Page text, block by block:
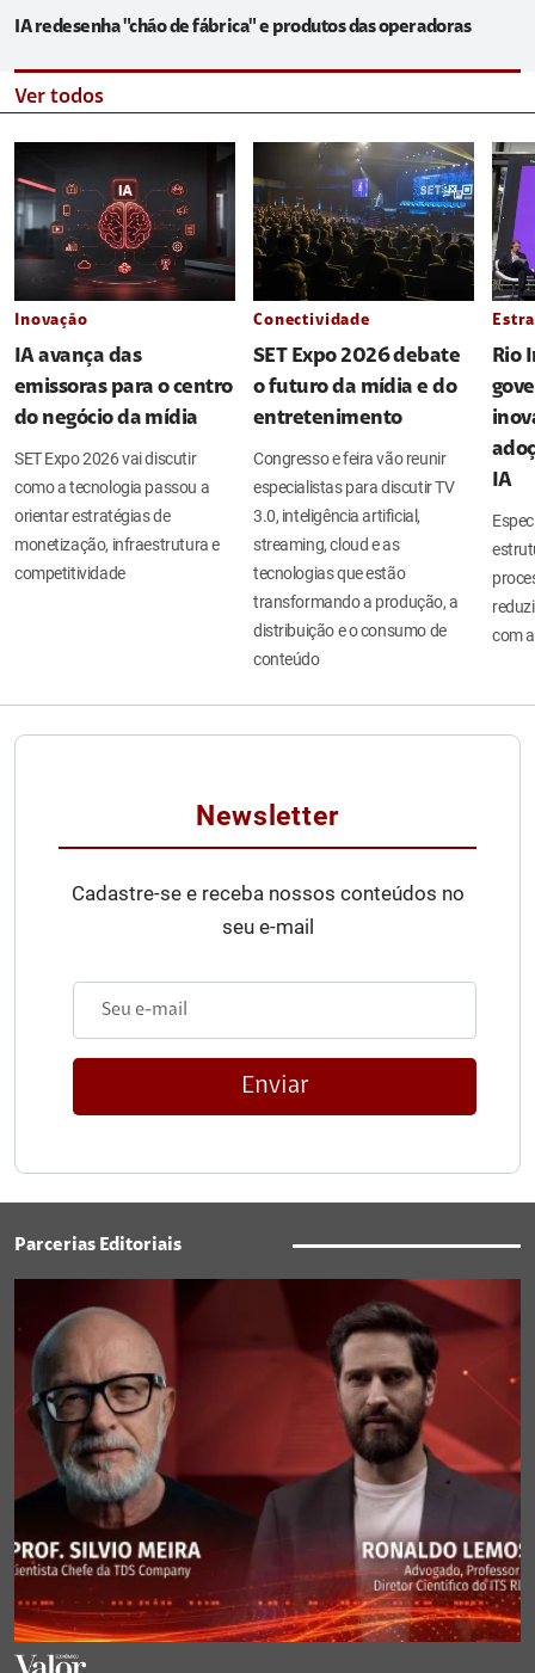
IA redesenha "chão de fábrica" e produtos das operadoras
Ver todos
Inovação
IA avança das
emissoras para o centro
do negócio da mídia
SET Expo 2026 vai discutir
como a tecnologia passou a
orientar estratégias de
monetização, infraestrutura e
competitividade
Conectividade
SET Expo 2026 debate
o futuro da mídia e do
entretenimento
Congresso e feira vão reunir
especialistas para discutir TV
3.0, inteligência artificial,
streaming, cloud e as
tecnologias que estão
transformando a produção, a
distribuição e o consumo de
conteúdo
Rio
IA
com
Newsletter
Cadastre-se e receba nossos conteúdos no
seu e-mail
Enviar
Parcerias Editoriais